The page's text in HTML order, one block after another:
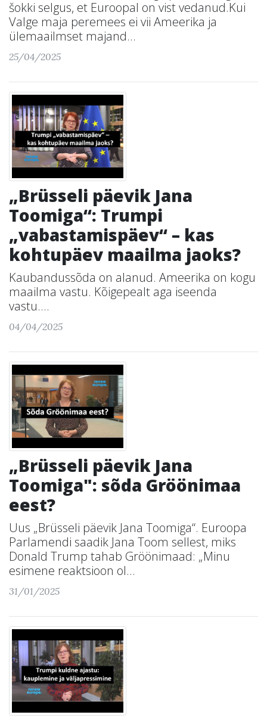
šokki selgus, et Euroopal on vist vedanud.Kui
Valge maja peremees ei vii Ameerika ja
ülemaailmset majand...
25/04/2025
„Brüsseli päevik Jana
Toomiga“: Trumpi
„vabastamispäev“ – kas
kohtupäev maailma jaoks?
Kaubandussõda on alanud. Ameerika on kogu
maailma vastu. Kõigepealt aga iseenda
vastu....
04/04/2025
„Brüsseli päevik Jana
Toomiga": sõda Gröönimaa
eest?
Uus „Brüsseli päevik Jana Toomiga“. Euroopa
Parlamendi saadik Jana Toom sellest, miks
Donald Trump tahab Gröönimaad: „Minu
esimene reaktsioon ol...
31/01/2025